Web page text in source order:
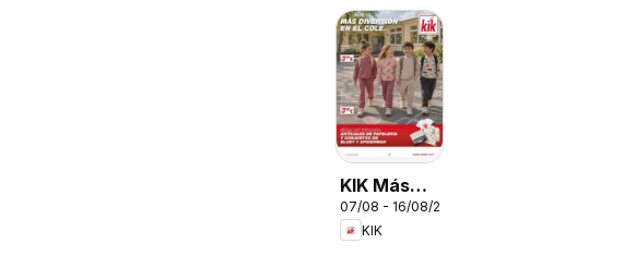
KIK Más
diversión
en el cole
07/08 - 16/08/2026
KIK